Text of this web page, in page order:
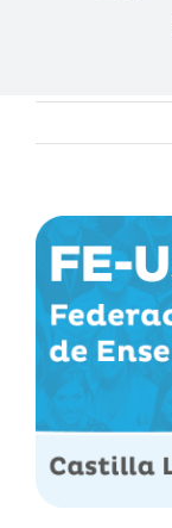
View
Larger
Image